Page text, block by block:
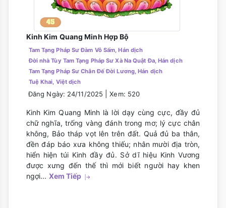
Kinh Kim Quang Minh Hợp Bộ
Tam Tạng Pháp Sư Đàm Vô Sấm, Hán dịch
Ðời nhà Tùy Tam Tạng Pháp Sư Xà Na Quật Ða, Hán dịch
Tam Tạng Pháp Sư Chân Đế Đời Lương, Hán dịch
Tuệ Khai, Việt dịch
Đăng Ngày: 24/11/2025 |Xem: 520
Kinh Kim Quang Minh là lời dạy cùng cực, đầy đủ
chữ nghĩa, trống vàng đánh trong mơ; lý cực chân
không, Bảo tháp vọt lên trên đất. Quả đủ ba thân,
đền đáp báo xưa không thiếu; nhân mười địa tròn,
hiển hiện túi Kinh đầy đủ. Sở dĩ hiệu Kinh Vương
được xưng đến thế thì mới biết người hay khen
ngợi... Xem Tiếp